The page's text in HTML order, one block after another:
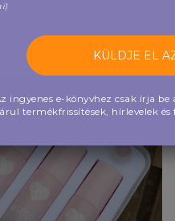
ingyenes e-könyvhez csak írja
termékfrissítések, hírlevelek
JELENTKEZÉS